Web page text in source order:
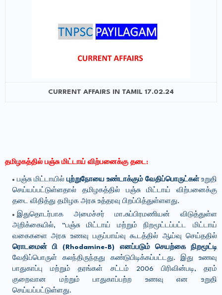
CURRENT AFFAIRS IN TAMIL 17.02.24
தமிழகத்தில் பஞ்சு மிட்டாய் விற்பனைக்கு தடை:
பஞ்சு மிட்டாயில் புற்றுநோயை உண்டாக்கும் வேதிப்பொருட்கள்உறுதி
செய்யப்பட்டுள்ளதால் தமிழகத்தில் பஞ்சு மிட்டாய் விற்பனைக்கு
தடை விதித்து தமிழக அரசு உத்தரவு பிறப்பித்துள்ளளது.
இதுதொடர்பாக அமைச்சர் மா.சுப்பிரமணியன் விடுத்துள்ள
அறிக்கையில், “பஞ்சு மிட்டாய் மற்றும் நிறமூட்டப்பட்ட மிட்டாய்
வகைகளை அரசு உணவு பகுப்பாய்வு கூடத்தில் ஆய்வு செய்ததில்
ரொடமைன் பி (Rhodamine-B) எனப்படும் செயற்கை நிறமூட்டி
வேதிப்பொருள் கலந்திருந்தது கண்டுபிடிக்கப்பட்டது. இது உணவு
பாதுகாப்பு மற்றும் தரங்கள் சட்டம் 2006 பிரிவின்படி, தரம்
குறைவான மற்றும் பாதுகாப்பற்ற உணவு என உறுதி
செய்யப்பட்டுள்ளது.